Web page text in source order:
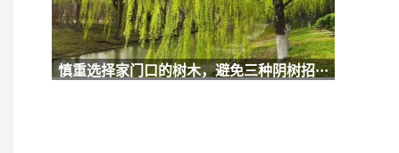
慎重选择家门口的树木，避免三种阴树招···